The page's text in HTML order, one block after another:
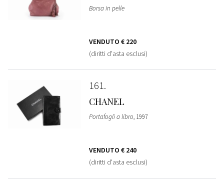
Borsa in pelle
VENDUTO € 220
(diritti d'asta esclusi)
161
CHANEL
Portafogli a libro, 1997
VENDUTO € 240
(diritti d'asta esclusi)